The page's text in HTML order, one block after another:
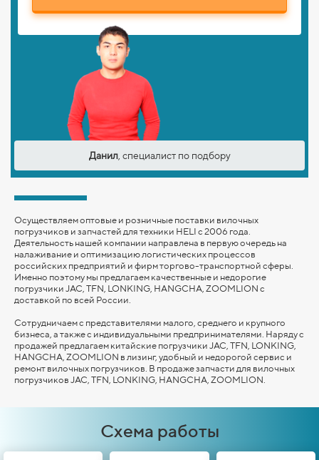
Данил, специалист по подбору
Осуществляем оптовые и розничные поставки вилочных
погрузчиков и запчастей для техники HELI с 2006 года.
Деятельность нашей компании направлена в первую очередь на
налаживание и оптимизацию логистических процессов
российских предприятий и фирм торгово-транспортной сферы.
Именно поэтому мы предлагаем качественные и недорогие
погрузчики JAC, TFN, LONKING, HANGCHA, ZOOMLION с
доставкой по всей России.
Сотрудничаем с представителями малого, среднего и крупного
бизнеса, а также с индивидуальными предпринимателями. Наряду с
продажей предлагаем китайские погрузчики JAC, TFN, LONKING,
HANGCHA, ZOOMLION в лизинг, удобный и недорогой сервис и
ремонт вилочных погрузчиков. В продаже запчасти для вилочных
погрузчиков JAC, TFN, LONKING, HANGCHA, ZOOMLION
Схема работы